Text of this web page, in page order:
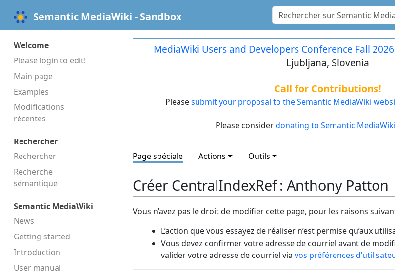
Semantic MediaWiki - Sandbox
Welcome
Please login to edit!
Main page
Examples
Modifications
récentes
Rechercher
Rechercher
Recherche
sémantique
Semantic MediaWiki
News
Getting started
Introduction
User manual
MediaWiki Users and Developers Conference Fall 2026
Ljubljana, Slovenia
Call for Contributions!
Pleasesubmit your proposal to the Semantic MediaWiki
Please considerdonating to Semantic
Page spéciale Actions Outils
Créer CentralIndexRef : Anthony Patton
Vous n’avez pas le droit de modifier cette page, pour les raisons
L’action que vous essayez de réaliser n’est permise qu’aux
Vous devez confirmer votre adresse de courriel avant de
valider votre adresse de courriel via vos préférences